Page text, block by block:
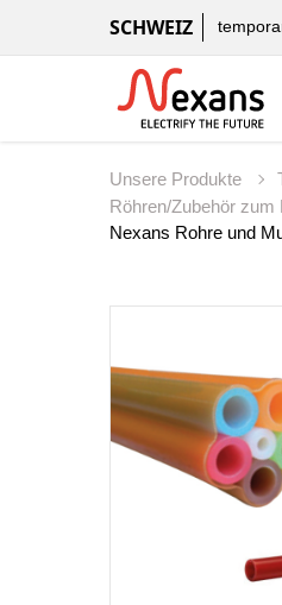
SCHWEIZ
Unsere Produkte
Röhren/Zubehör
Nexans Rohre und